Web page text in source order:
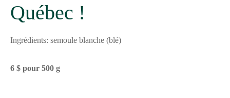
Québec !
Ingrédients: semoule blanche (blé)
6 $ pour 500 g